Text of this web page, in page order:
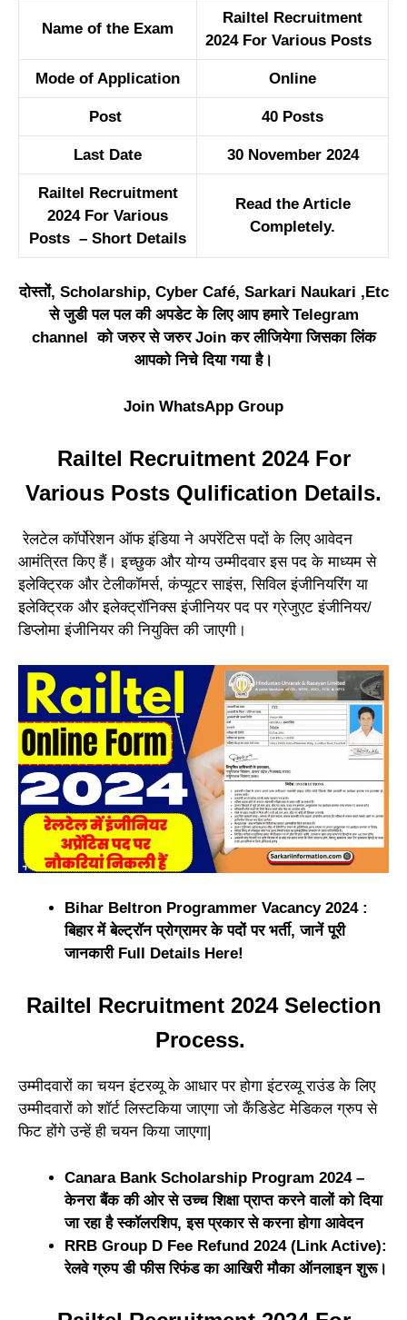
Name of the Exam
Railtel Recruitment
2024 For Various Posts
Mode of Application Online
Post 40 Posts
Last Date 30 November 2024
Railtel Recruitment
2024 For Various
Posts – Short Details
Read the Article
Completely.
दोस्तों, Scholarship, Cyber Café, Sarkari Naukari ,Etc
से जुडी पल पल की अपडेट के लिए आप हमारे Telegram
channel को जरुर से जरुर Join कर लीजियेगा जिसका लिंक
आपको निचे दिया गया है।
Join WhatsApp Group
Railtel Recruitment 2024 For
Various Posts Qulification Details.
रेलटेल कॉर्पोरेशन ऑफ इंडिया ने अपरेंटिस पदों के लिए आवेदन
आमंत्रित किए हैं। इच्छुक और योग्य उम्मीदवार इस पद के माध्यम से
इलेक्ट्रिक और टेलीकॉमर्स, कंप्यूटर साइंस, सिविल इंजीनियरिंग या
इलेक्ट्रिक और इलेक्ट्रॉनिक्स इंजीनियर पद पर ग्रेजुएट इंजीनियर/
डिप्लोमा इंजीनियर की नियुक्ति की जाएगी।
Bihar Beltron Programmer Vacancy 2024 :
बिहार में बेल्ट्रॉन प्रोग्रामर के पदों पर भर्ती, जानें पूरी
जानकारी Full Details Here!
Railtel Recruitment 2024 Selection
Process.
उम्मीदवारों का चयन इंटरव्यू के आधार पर होगा इंटरव्यू राउंड के लिए
उम्मीदवारों को शॉर्ट लिस्टकिया जाएगा जो कैंडिडेट मेडिकल ग्रुप से
फिट होंगे उन्हें ही चयन किया जाएगा|
Canara Bank Scholarship Program 2024 –
केनरा बैंक की ओर से उच्च शिक्षा प्राप्त करने वालों को दिया
जा रहा है स्कॉलरशिप, इस प्रकार से करना होगा आवेदन
RRB Group D Fee Refund 2024 (Link Active):
रेलवे ग्रुप डी फीस रिफंड का आखिरी मौका ऑनलाइन शुरू।